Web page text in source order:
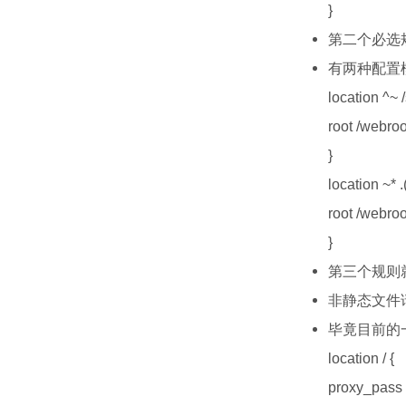
}
第二个必选
有两种配置
location ^~
root /
}
location ~*
root /
}
第三个规则
非静态文件
毕竟目前的
location / {
proxy_pass